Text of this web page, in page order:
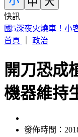
快訊
賠償承諾全跳票 割
首頁
政治
開刀恐
機器維持
發佈時間：